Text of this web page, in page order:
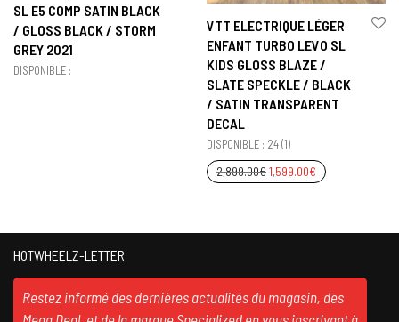
SL E5 COMP SATIN BLACK
/ GLOSS BLACK / STORM
GREY 2021
DISPONIBLE :
VTT ELECTRIQUE LÉGER
ENFANT TURBO LEVO SL
KIDS GLOSS BLAZE /
SLATE SPECKLE / BLACK
/ SATIN TRANSPARENT
DECAL
DISPONIBLE : 24 (1)
2,899.00€1,599.00€
HOTWHEELZ-LETTER
Restez informé des dernières actualités du magasin, des